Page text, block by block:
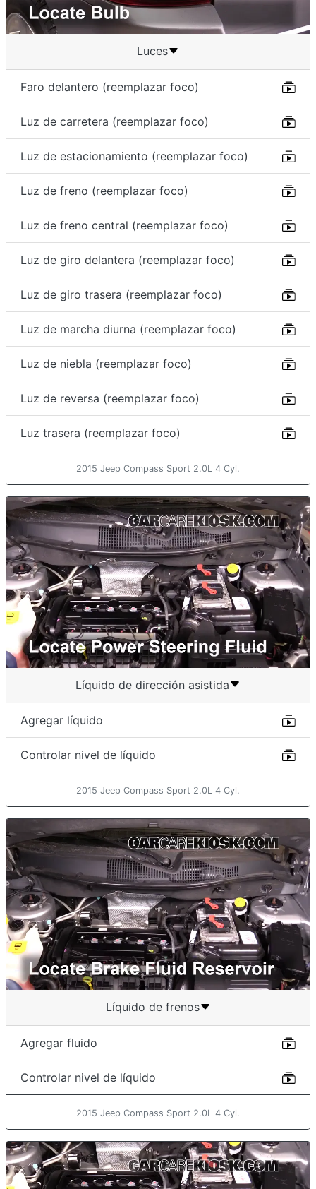
Luces
Faro delantero (reemplazar foco)
Luz de carretera (reemplazar foco)
Luz de estacionamiento (reemplazar foco)
Luz de freno (reemplazar foco)
Luz de freno central (reemplazar foco)
Luz de giro delantera (reemplazar foco)
Luz de giro trasera (reemplazar foco)
Luz de marcha diurna (reemplazar foco)
Luz de niebla (reemplazar foco)
Luz de reversa (reemplazar foco)
Luz trasera (reemplazar foco)
2015 Jeep Compass Sport 2.0L 4 Cyl.
Líquido de dirección asistida
Agregar líquido
Controlar nivel de líquido
2015 Jeep Compass Sport 2.0L 4 Cyl.
Líquido de frenos
Agregar fluido
Controlar nivel de líquido
2015 Jeep Compass Sport 2.0L 4 Cyl.